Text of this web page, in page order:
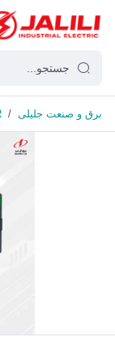
برق و صنعت جلیلی /